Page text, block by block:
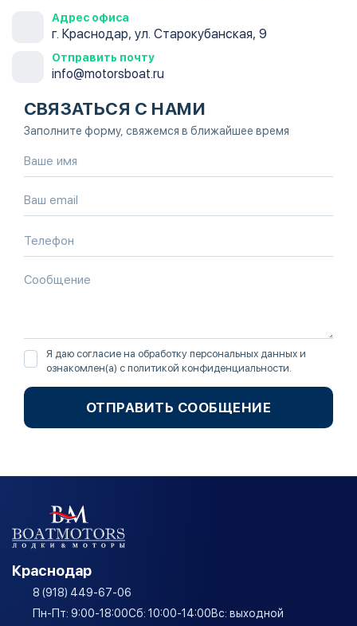
Адрес офиса
г. Краснодар, ул. Старокубанская, 9
Отправить почту
info@motorsboat.ru
СВЯЗАТЬСЯ С НАМИ
Заполните форму, свяжемся в ближайшее время
Я даю согласие на обработку персональных данных и
ознакомлен(а) с политикой конфиденциальности
ОТПРАВИТЬ СООБЩЕНИЕ
Краснодар
8 (918) 449-67-06
Пн-Пт: 9:00-18:00Сб: 10:00-14:00Вс: выходной